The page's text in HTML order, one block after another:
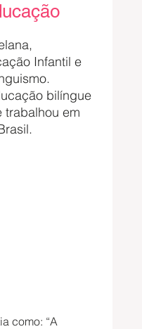
Infantil e
bilíngue
trabalhou em
como: “A